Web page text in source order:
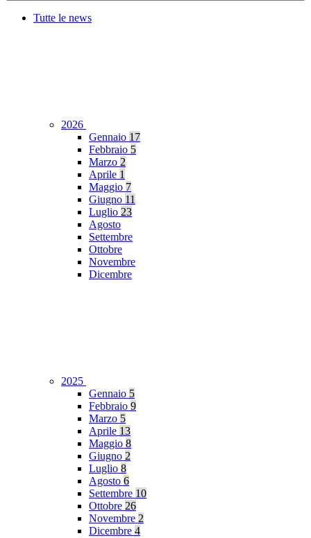
Tutte le news
2026
Gennaio 17
Febbraio 5
Marzo 2
Aprile 1
Maggio 7
Giugno 11
Luglio 23
Agosto
Settembre
Ottobre
Novembre
Dicembre
2025
Gennaio 5
Febbraio 9
Marzo 5
Aprile 13
Maggio 8
Giugno 2
Luglio 8
Agosto 6
Settembre 10
Ottobre 26
Novembre 2
Dicembre 4